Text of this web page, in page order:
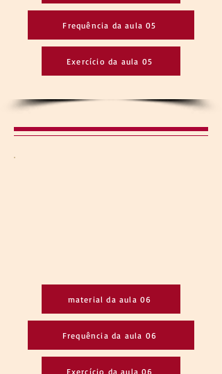
Frequência da aula 05
Exercício da aula 05
material da aula 06
Frequência da aula 06
Exercício da aula 06